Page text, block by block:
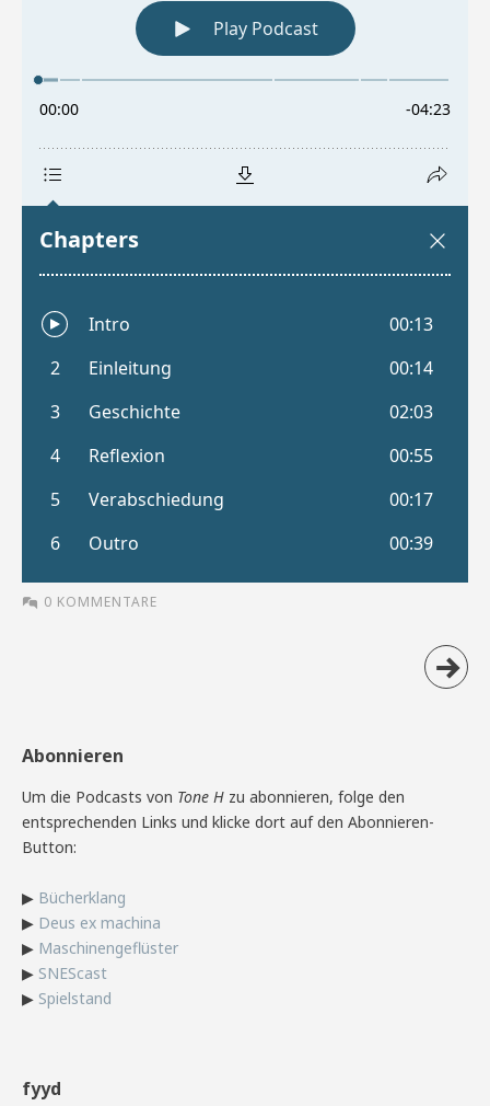
0 KOMMENTARE
Abonnieren
Um die Podcasts von Tone H zu abonnieren, folge den
entsprechenden Links und klicke dort auf den Abonnieren-
Button:
▶ Bücherklang
▶ Deus ex machina
▶ Maschinengeflüster
▶ SNEScast
▶ Spielstand
fyyd